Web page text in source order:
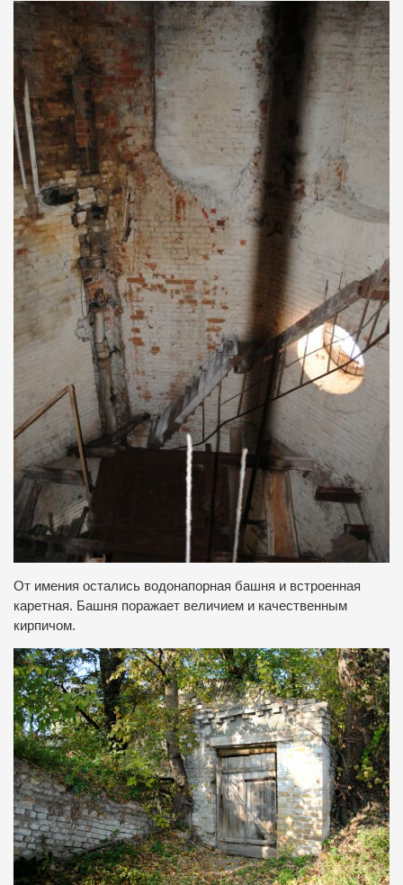
От имения остались водонапорная башня и встроенная
каретная. Башня поражает величием и качественным
кирпичом.